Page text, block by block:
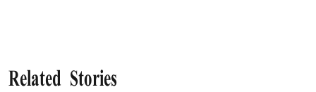
Related Stories